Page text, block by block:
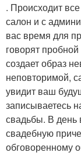
. Происходит
салон и с
вас время для
говорят
создает образ
неповторимой,
увидит ваш
записываетесь
свадьбы. В
свадебную
обговоренному